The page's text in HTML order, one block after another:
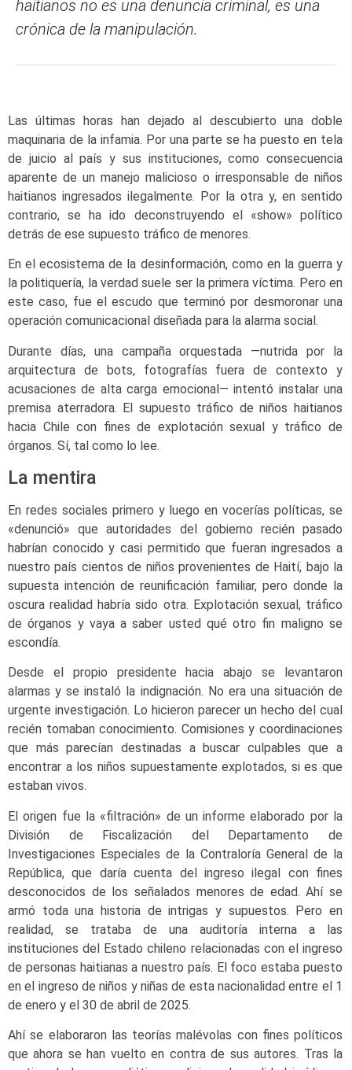
haitianos no es una denuncia criminal, es una
crónica de la manipulación.
Las últimas horas han dejado al descubierto una doble
maquinaria de la infamia. Por una parte se ha puesto en tela
de juicio al país y sus instituciones, como consecuencia
aparente de un manejo malicioso o irresponsable de niños
haitianos ingresados ilegalmente. Por la otra y, en sentido
contrario, se ha ido deconstruyendo el «show» político
detrás de ese supuesto tráfico de menores.
En el ecosistema de la desinformación, como en la guerra y
la politiquería, la verdad suele ser la primera víctima. Pero en
este caso, fue el escudo que terminó por desmoronar una
operación comunicacional diseñada para la alarma social.
Durante días, una campaña orquestada —nutrida por la
arquitectura de bots, fotografías fuera de contexto y
acusaciones de alta carga emocional— intentó instalar una
premisa aterradora. El supuesto tráfico de niños haitianos
hacia Chile con fines de explotación sexual y tráfico de
órganos. Sí, tal como lo lee.
La mentira
En redes sociales primero y luego en vocerías políticas, se
«denunció» que autoridades del gobierno recién pasado
habrían conocido y casi permitido que fueran ingresados a
nuestro país cientos de niños provenientes de Haití, bajo la
supuesta intención de reunificación familiar, pero donde la
oscura realidad habría sido otra. Explotación sexual, tráfico
de órganos y vaya a saber usted qué otro fin maligno se
escondía.
Desde el propio presidente hacia abajo se levantaron
alarmas y se instaló la indignación. No era una situación de
urgente investigación. Lo hicieron parecer un hecho del cual
recién tomaban conocimiento. Comisiones y coordinaciones
que más parecían destinadas a buscar culpables que a
encontrar a los niños supuestamente explotados, si es que
estaban vivos.
El origen fue la «filtración» de un informe elaborado por la
División de Fiscalización del Departamento de
Investigaciones Especiales de la Contraloría General de la
República, que daría cuenta del ingreso ilegal con fines
desconocidos de los señalados menores de edad. Ahí se
armó toda una historia de intrigas y supuestos. Pero en
realidad, se trataba de una auditoría interna a las
instituciones del Estado chileno relacionadas con el ingreso
de personas haitianas a nuestro país. El foco estaba puesto
en el ingreso de niños y niñas de esta nacionalidad entre el 1
de enero y el 30 de abril de 2025.
Ahí se elaboraron las teorías malévolas con fines políticos
que ahora se han vuelto en contra de sus autores. Tras la